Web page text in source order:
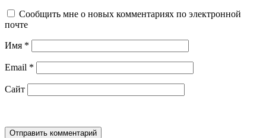
Сообщить мне о новых комментариях по электронной
почте
Имя *
Email *
Сайт